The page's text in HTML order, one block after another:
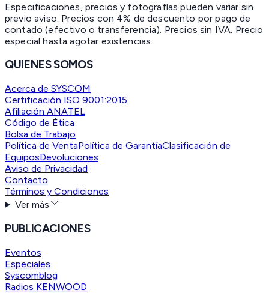
Especificaciones, precios y fotografías pueden variar sin
previo aviso. Precios con 4% de descuento por pago de
contado (efectivo o transferencia). Precios sin IVA. Precio
especial hasta agotar existencias.
QUIENES SOMOS
Acerca de SYSCOM
Certificación ISO 9001:2015
Afiliación ANATEL
Código de Ética
Bolsa de Trabajo
Política de VentaPolítica de GarantíaClasificación de
EquiposDevoluciones
Aviso de Privacidad
Contacto
Términos y Condiciones
Ver más
PUBLICACIONES
Eventos
Especiales
Syscomblog
Radios KENWOOD